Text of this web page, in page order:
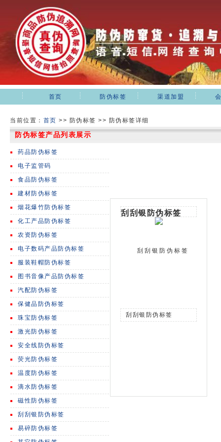
首页 防伪标签 渠道加盟
当前位置： 首页 >> 防伪标签 >> 防伪标签详细
防伪标签产品列表展示
药品防伪标签
电子监管码
食品防伪标签
建材防伪标签
烟花爆竹防伪标签
化工产品防伪标签
农资防伪标签
电子数码产品防伪标签
服装鞋帽防伪标签
图书音像产品防伪标签
汽配防伪标签
保健品防伪标签
珠宝防伪标签
激光防伪标签
安全线防伪标签
荧光防伪标签
温度防伪标签
滴水防伪标签
磁性防伪标签
刮刮银防伪标签
易碎防伪标签
刮刮银防伪标签
刮刮银防伪标签
刮刮银防伪标签